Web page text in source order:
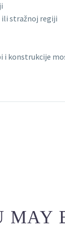
ili stražnoj regiji
i konstrukcije
MAY